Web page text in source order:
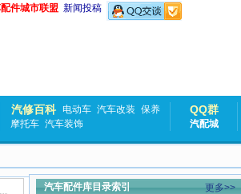
件城市联盟 新闻投稿
汽修百科 电动车 汽车改装 保养
摩托车 汽车装饰
QQ群
汽配城
汽车配件库目录索引 更多>>